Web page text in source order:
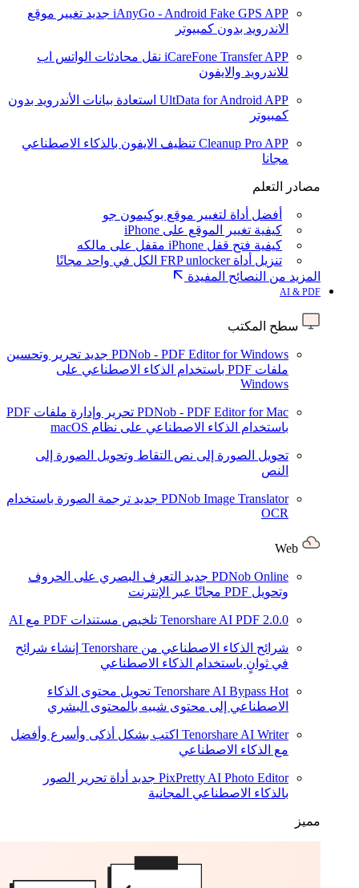
iAnyGo - Android Fake GPS APP جديد تغيير موقع
الاندرويد بدون كمبيوتر
iCareFone Transfer APP نقل محادثات الواتس اب
للاندرويد والايفون
UltData for Android APP استعادة بيانات الأندرويد بدون
كمبيوتر
Cleanup Pro APP تنظيف الايفون بالذكاء الاصطناعي
مجانا
مصادر التعلم
أفضل أداة لتغيير موقع بوكيمون جو
كيفية تغيير الموقع على iPhone
كيفية فتح قفل iPhone مقفل على مالكه
تنزيل أداة FRP unlocker الكل في واحد مجانًا
المزيد من النصائح المفيدة
AI & PDF
سطح المكتب
PDNob - PDF Editor for Windows جديد تحرير وتحسين
ملفات PDF باستخدام الذكاء الاصطناعي على
Windows
PDNob - PDF Editor for Mac
تحرير وإدارة ملفات PDF
باستخدام الذكاء الاصطناعي على نظام macOS
تحويل الصورة إلى نص التقاط وتحويل الصورة إلى
النص
PDNob Image Translator جديد ترجمة الصورة باستخدام
OCR
PDNob Online جديد التعرف البصري على الحروف
وتحويل PDF مجانًا عبر الإنترنت
Tenorshare AI PDF 2.0.0 تلخيص مستندات PDF مع AI
شرائح الذكاء الاصطناعي من Tenorshare
إنشاء شرائح
في ثوانٍ باستخدام الذكاء الاصطناعي
Tenorshare AI Bypass Hot
تحويل محتوى الذكاء
الاصطناعي إلى محتوى شبيه بالمحتوى البشري
Tenorshare AI Writer اكتب بشكل أذكى وأسرع وأفضل
مع الذكاء الاصطناعي
PixPretty AI Photo Editor جديد أداة تحرير الصور
بالذكاء الاصطناعي المجانية
مميز